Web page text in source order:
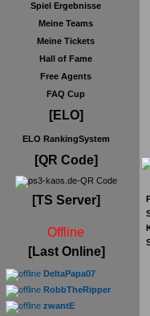
Spiel Ergebnisse
Meine Teams
Meine Tickets
Hall of Fame
Free Agents
FAQ Cup
[ELO]
ELO RankingSystem
[QR Code]
[TS Server]
Offline
[Last Online]
DeltaPapa07
RobbTheRipper
zwantE